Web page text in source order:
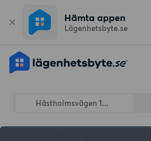
Hämta appen
Lägenhetsbyte.se
Hästholmsvägen 1...